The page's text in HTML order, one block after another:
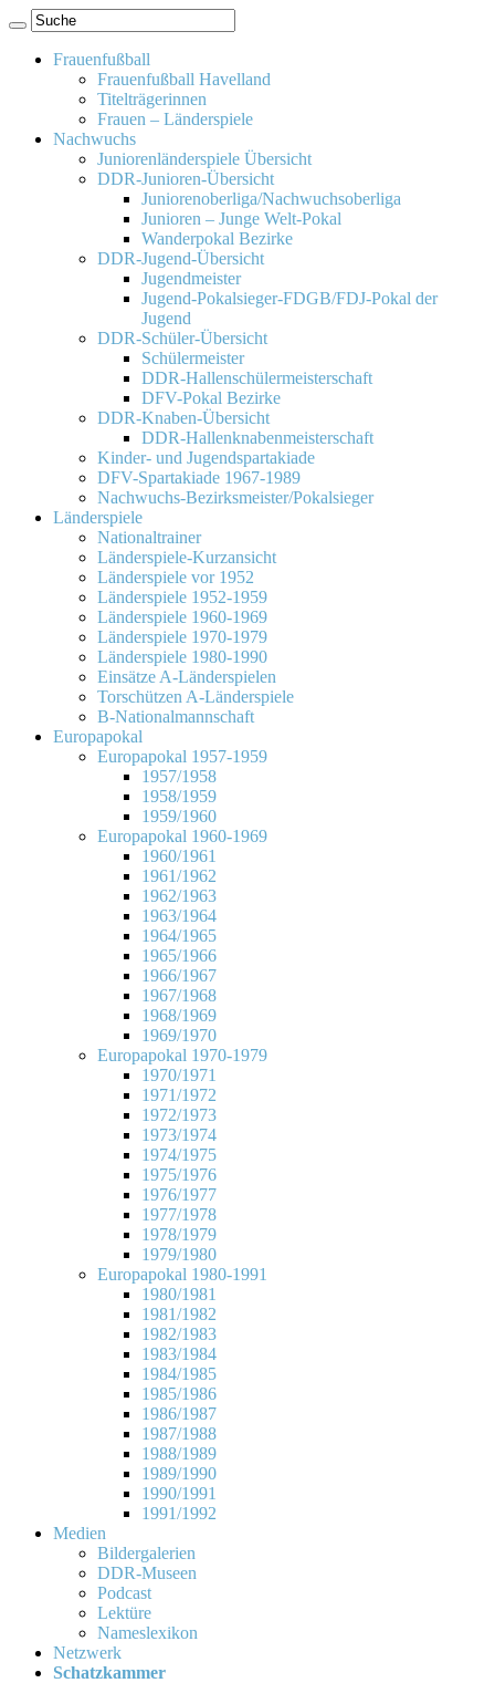
Frauenfußball
Frauenfußball Havelland
Titelträgerinnen
Frauen – Länderspiele
Nachwuchs
Juniorenländerspiele Übersicht
DDR-Junioren-Übersicht
Juniorenoberliga/Nachwuchsoberliga
Junioren – Junge Welt-Pokal
Wanderpokal Bezirke
DDR-Jugend-Übersicht
Jugendmeister
Jugend-Pokalsieger-FDGB/FDJ-Pokal der
Jugend
DDR-Schüler-Übersicht
Schülermeister
DDR-Hallenschülermeisterschaft
DFV-Pokal Bezirke
DDR-Knaben-Übersicht
DDR-Hallenknabenmeisterschaft
Kinder- und Jugendspartakiade
DFV-Spartakiade 1967-1989
Nachwuchs-Bezirksmeister/Pokalsieger
Länderspiele
Nationaltrainer
Länderspiele-Kurzansicht
Länderspiele vor 1952
Länderspiele 1952-1959
Länderspiele 1960-1969
Länderspiele 1970-1979
Länderspiele 1980-1990
Einsätze A-Länderspielen
Torschützen A-Länderspiele
B-Nationalmannschaft
Europapokal
Europapokal 1957-1959
1957/1958
1958/1959
1959/1960
Europapokal 1960-1969
1960/1961
1961/1962
1962/1963
1963/1964
1964/1965
1965/1966
1966/1967
1967/1968
1968/1969
1969/1970
Europapokal 1970-1979
1970/1971
1971/1972
1972/1973
1973/1974
1974/1975
1975/1976
1976/1977
1977/1978
1978/1979
1979/1980
Europapokal 1980-1991
1980/1981
1981/1982
1982/1983
1983/1984
1984/1985
1985/1986
1986/1987
1987/1988
1988/1989
1989/1990
1990/1991
1991/1992
Medien
Bildergalerien
DDR-Museen
Podcast
Lektüre
Nameslexikon
Netzwerk
Schatzkammer